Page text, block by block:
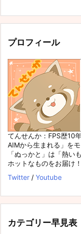
プロフィール
てんせんか：FPS歴10
AIMから生まれる」を
「ぬっかと」は「熱い
ホットなものをお届け
Twitter / Youtube
カテゴリー早見表